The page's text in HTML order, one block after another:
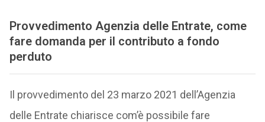
Provvedimento Agenzia delle Entrate, come
fare domanda per il contributo a fondo
perduto
Il provvedimento del 23 marzo 2021 dell’Agenzia
delle Entrate chiarisce com’è possibile fare